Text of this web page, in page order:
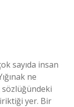
sayıda insan
ne
sözlüğündeki
yer. Bir